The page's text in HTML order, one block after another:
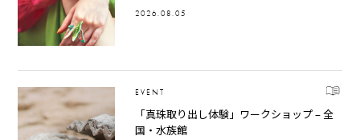
2026.08.05
EVENT
「真珠取り出し体験」ワークショップ – 全
国・水族館